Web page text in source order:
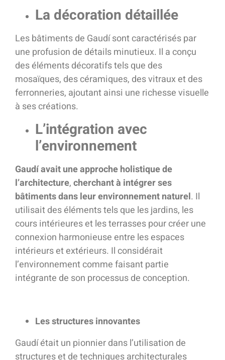
La décoration détaillée
Les bâtiments de Gaudí sont caractérisés par
une profusion de détails minutieux. Il a conçu
des éléments décoratifs tels que des
mosaïques, des céramiques, des vitraux et des
ferronneries, ajoutant ainsi une richesse visuelle
à ses créations.
L’intégration avec
l’environnement
Gaudí avait une approche holistique de
l’architecture,cherchant à intégrer ses
bâtiments dans leur environnement naturel. Il
utilisait des éléments tels que les jardins, les
cours intérieures et les terrasses pour créer une
connexion harmonieuse entre les espaces
intérieurs et extérieurs. Il considérait
l’environnement comme faisant partie
intégrante de son processus de conception.
Les structures innovantes
Gaudí était un pionnier dans l’utilisation de
structures et de techniques architecturales